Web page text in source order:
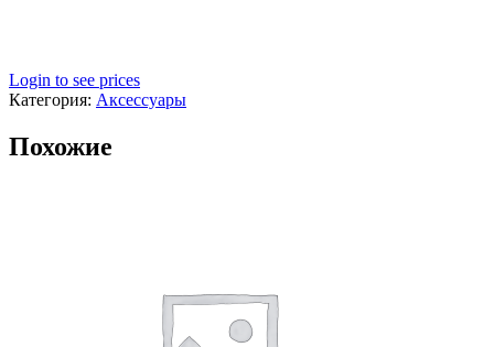
Login to see prices
Категория: Аксессуары
Похожие